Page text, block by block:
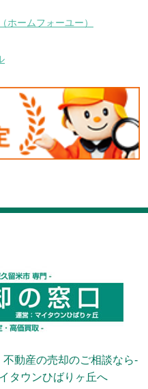
動産の売却のご相談なら-
タウンひばりヶ丘へ